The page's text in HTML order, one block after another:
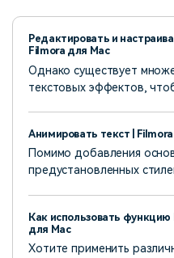
Редактировать и
Filmora для Mac
Однако существует
текстовых эффектов,
помощью встроенных
Анимировать текст |
Помимо добавления
предустановленных
Как использовать функцию
для Mac
Хотите применить